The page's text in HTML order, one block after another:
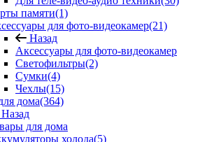
памяти(1)
для фото-видеокамер(21)
Назад
Аксессуары для фото-видеокамер
Светофильтры(2)
Сумки(4)
Чехлы(15)
дома(364)
Назад
для дома
холода(5)